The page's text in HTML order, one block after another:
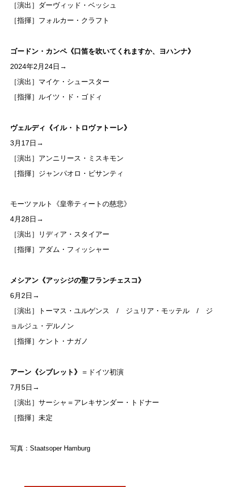
［演出］ダーヴィッド・ベッシュ
［指揮］フォルカー・クラフト
ゴードン・カンペ《口笛を吹いてくれますか、ヨハンナ》
2024年2月24日→
［演出］マイケ・シュースター
［指揮］ルイツ・ド・ゴドィ
ヴェルディ《イル・トロヴァトーレ》
3月17日→
［演出］アンニリース・ミスキモン
［指揮］ジャンパオロ・ビサンティ
モーツァルト《皇帝ティートの慈悲》
4月28日→
［演出］リディア・スタイアー
［指揮］アダム・フィッシャー
メシアン《アッシジの聖フランチェスコ》
6月2日→
［演出］トーマス・ユルゲンス / ジュリア・モッテル / ジ
ョルジュ・デルノン
［指揮］ケント・ナガノ
アーン《シブレット》
＝ドイツ初演
7月5日→
［演出］サーシャ＝アレキサンダー・トドナー
［指揮］未定
写真：Staatsoper Hamburg